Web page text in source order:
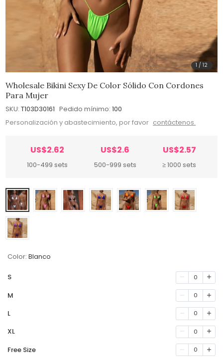
1 /12
Wholesale Bikini Sexy De Color Sólido Con Cordones
Para Mujer
SKU: T103D30161 Pedido mínimo: 100
Personalización y abastecimiento, por favor contáctenos.
US$2.62
100-499 sets
US$2.6
500-999 sets
US$2.57
≥ 1000 sets
Color: Blanco
S 0
M 0
L 0
XL 0
Free Size 0